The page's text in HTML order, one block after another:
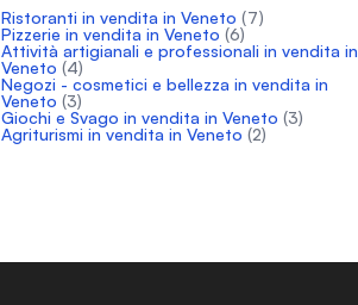
Ristoranti in vendita in Veneto (7)
Pizzerie in vendita in Veneto (6)
Attività artigianali e professionali in vendita in
Veneto (4)
Negozi - cosmetici e bellezza in vendita in
Veneto (3)
Giochi e Svago in vendita in Veneto (3)
Agriturismi in vendita in Veneto (2)